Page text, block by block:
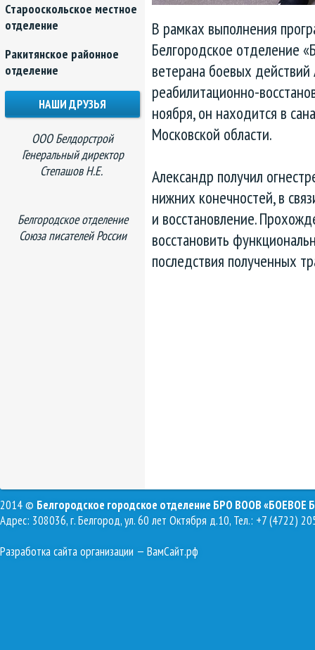
В рамках выполнения
Белгородское отделение
ветерана боевых
реабилитационно-
ноября, он находится в
Московской области.
Александр получил
нижних конечностей, в
и восстановление.
восстановить
последствия полученных
Старооскольское местное
отделение
Ракитянское районное
отделение
НАШИ ДРУЗЬЯ
ООО Белдорстрой
Генеральный директор
Степашов Н.Е.
Белгородское отделение
Союза писателей России
2014 © Белгородское городское отделение БРО ВООВ «БОЕВОЕ
Адрес: 308036, г. Белгород, ул. 60 лет Октября д.10, Тел.: +7 (4722)
Разработка сайта организации — ВамСайт.рф